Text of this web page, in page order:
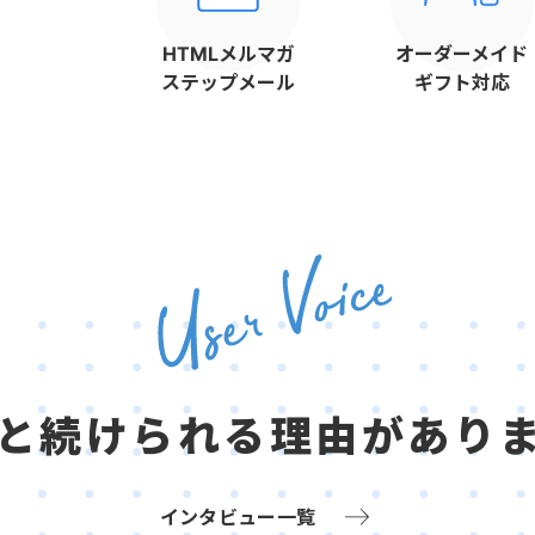
HTMLメルマガ
ステップメール
オーダーメイド
ギフト対応
続けられる 理由があり
インタビュー一覧